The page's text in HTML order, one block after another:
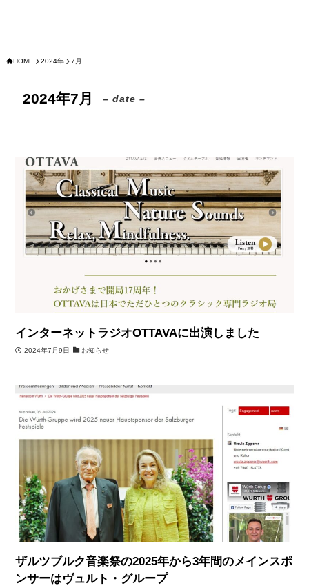
HOME 2024年 7月
2024年7月 – date –
インターネットラジオOTTAVAに出演しました
2024年7月9日 お知らせ
ザルツブルク音楽祭の2025年から3年間のメインスポ
ンサーはヴュルト・グループ